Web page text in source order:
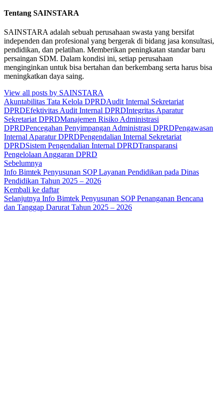
Tentang SAINSTARA
SAINSTARA adalah sebuah perusahaan swasta yang bersifat
independen dan profesional yang bergerak di bidang jasa konsultasi,
pendidikan, dan pelatihan. Memberikan peningkatan standar baru
persaingan SDM. Dalam kondisi ini, setiap perusahaan
menginginkan untuk bisa bertahan dan berkembang serta harus bisa
meningkatkan daya saing.
View all posts by SAINSTARA
Akuntabilitas Tata Kelola DPRDAudit Internal Sekretariat
DPRDEfektivitas Audit Internal DPRDIntegritas Aparatur
Sekretariat DPRDManajemen Risiko Administrasi
DPRDPencegahan Penyimpangan Administrasi DPRDPengawasan
Internal Aparatur DPRDPengendalian Internal Sekretariat
DPRDSistem Pengendalian Internal DPRDTransparansi
Pengelolaan Anggaran DPRD
Sebelumnya
Info Bimtek Penyusunan SOP Layanan Pendidikan pada Dinas
Pendidikan Tahun 2025 – 2026
Kembali ke daftar
Selanjutnya Info Bimtek Penyusunan SOP Penanganan Bencana
dan Tanggap Darurat Tahun 2025 – 2026